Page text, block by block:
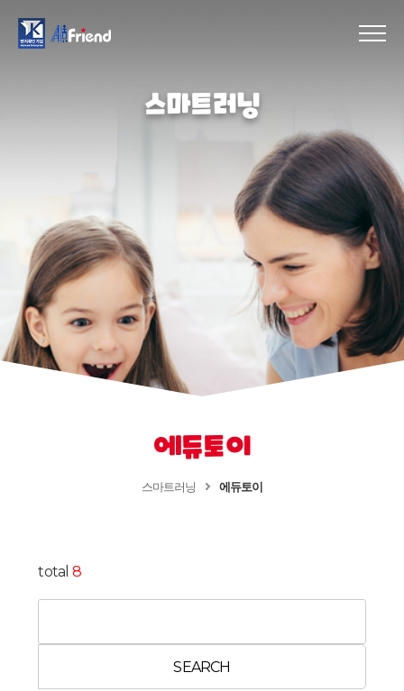
스마트러닝
에듀토이
스마트러닝 에듀토이
total 8
SEARCH